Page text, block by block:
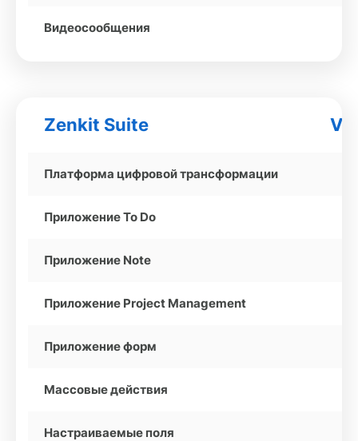
Видеосообщения
Zenkit Suite
Платформа цифровой трансформации
Приложение To Do
Приложение Note
Приложение Project Management
Приложение форм
Массовые действия
Настраиваемые поля